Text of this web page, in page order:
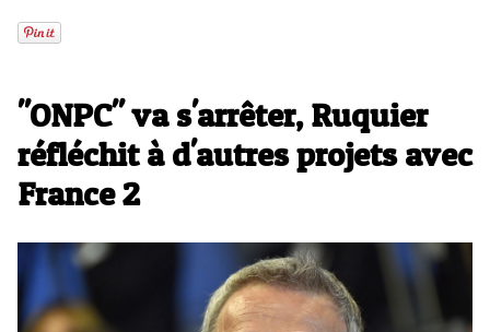
"ONPC" va s'arrêter, Ruquier
réfléchit à d'autres projets avec
France 2